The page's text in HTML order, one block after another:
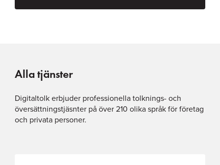
Alla tjänster
Digitaltolk erbjuder professionella tolknings- och
översättningstjäsnter på över 210 olika språk för företag
och privata personer.